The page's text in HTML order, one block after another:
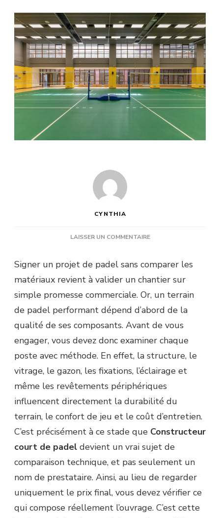
CYNTHIA
LAISSER UN COMMENTAIRESUR
FAUT-
IL
AVANT
DE
UN
PROJET
CONSTRUCTEUR
COURT
PADEL
?
Signer un projet de padel sans comparer les
matériaux revient à valider un chantier sur
simple promesse commerciale. Or, un terrain
de padel performant dépend d’abord de la
qualité de ses composants. Avant de vous
engager, vous devez donc examiner chaque
poste avec méthode. En effet, la structure, le
vitrage, le gazon, les fixations, l’éclairage et
même les revêtements périphériques
influencent directement la durabilité du
terrain, le confort de jeu et le coût d’entretien.
C’est précisément à ce stade que Constructeur
court de padel devient un vrai sujet de
comparaison technique, et pas seulement un
nom de prestataire. Ainsi, au lieu de regarder
uniquement le prix final, vous devez vérifier ce
qui compose réellement l’ouvrage. C’est cette